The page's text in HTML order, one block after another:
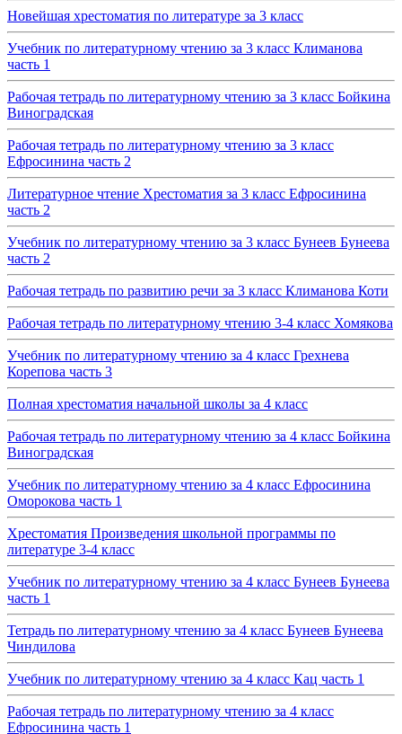
Новейшая хрестоматия по литературе за 3 класс
Учебник по литературному чтению за 3 класс Климанова
часть 1
Рабочая тетрадь по литературному чтению за 3 класс Бойкина
Виноградская
Рабочая тетрадь по литературному чтению за 3 класс
Ефросинина часть 2
Литературное чтение Хрестоматия за 3 класс Ефросинина
часть 2
Учебник по литературному чтению за 3 класс Бунеев Бунеева
часть 2
Рабочая тетрадь по развитию речи за 3 класс Климанова Коти
Рабочая тетрадь по литературному чтению 3-4 класс Хомякова
Учебник по литературному чтению за 4 класс Грехнева
Корепова часть 3
Полная хрестоматия начальной школы за 4 класс
Рабочая тетрадь по литературному чтению за 4 класс Бойкина
Виноградская
Учебник по литературному чтению за 4 класс Ефросинина
Оморокова часть 1
Хрестоматия Произведения школьной программы по
литературе 3-4 класс
Учебник по литературному чтению за 4 класс Бунеев Бунеева
часть 1
Тетрадь по литературному чтению за 4 класс Бунеев Бунеева
Чиндилова
Учебник по литературному чтению за 4 класс Кац часть 1
Рабочая тетрадь по литературному чтению за 4 класс
Ефросинина часть 1